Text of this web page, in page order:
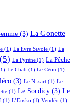
(3) La Gonette
(1) La livre Savoie (1) La
(5) La Pyrène (1) La Pêche
Le Chab (1) Le Céou (1)
(3) Le Nissart (1) Le
(1) Le Soudicy (3) Le
(1) L’Eusko (1) Vendéo (1)